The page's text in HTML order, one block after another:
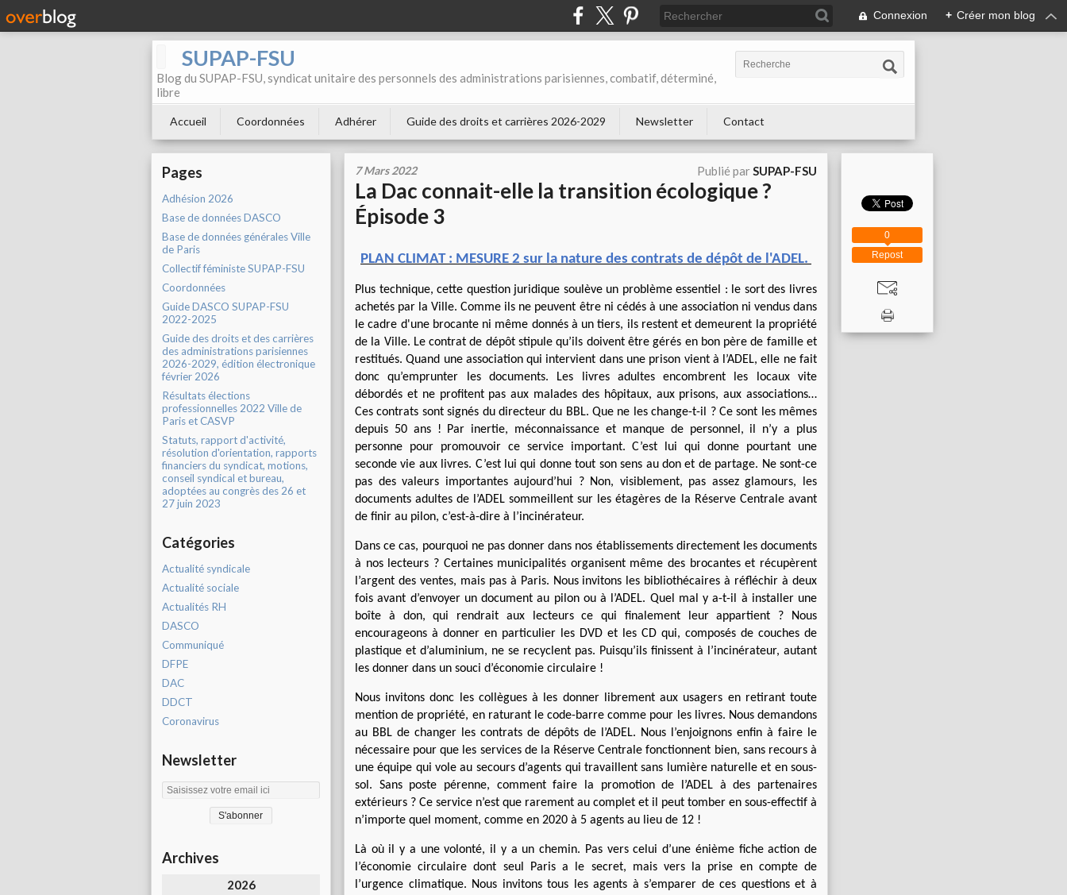
Connexion + Créer mon blog
SUPAP-FSU
Blog du SUPAP-FSU, syndicat unitaire des personnels des administrations parisiennes, combatif, déterminé,
libre
Accueil Coordonnées Adhérer Guide des droits et carrières 2026-2029 Newsletter Contact
Pages
Adhésion 2026
Base de données DASCO
Base de données générales Ville
de Paris
Collectif féministe SUPAP-FSU
Coordonnées
Guide DASCO SUPAP-FSU
2022-2025
Guide des droits et des carrières
des administrations parisiennes
2026-2029, édition électronique
février 2026
Résultats élections
professionnelles 2022 Ville de
Paris et CASVP
Statuts, rapport d'activité,
résolution d'orientation, rapports
financiers du syndicat, motions,
conseil syndical et bureau,
adoptées au congrès des 26 et
27 juin 2023
Catégories
Actualité syndicale
Actualité sociale
Actualités RH
DASCO
Communiqué
DFPE
DAC
DDCT
Coronavirus
Newsletter
Archives
2026
7 Mars 2022 Publié parSUPAP-FSU
La Dac connait-elle la transition écologique ?
Épisode 3
PLAN CLIMAT : MESURE 2 sur la nature des contrats de dépôt de l'ADEL.
Plus technique, cette question juridique soulève un problème essentiel : le sort des livres
achetés par la Ville. Comme ils ne peuvent être ni cédés à une association ni vendus dans
le cadre d'une brocante ni même donnés à un tiers, ils restent et demeurent la propriété
de la Ville. Le contrat de dépôt stipule qu’ils doivent être gérés en bon père de famille et
restitués. Quand une association qui intervient dans une prison vient à l’ADEL, elle ne fait
donc qu’emprunter les documents. Les livres adultes encombrent les locaux vite
débordés et ne profitent pas aux malades des hôpitaux, aux prisons, aux associations…
Ces contrats sont signés du directeur du BBL. Que ne les change-t-il ? Ce sont les mêmes
depuis 50 ans ! Par inertie, méconnaissance et manque de personnel, il n’y a plus
personne pour promouvoir ce service important. C’est lui qui donne pourtant une
seconde vie aux livres. C’est lui qui donne tout son sens au don et de partage. Ne sont-ce
pas des valeurs importantes aujourd’hui ? Non, visiblement, pas assez glamours, les
documents adultes de l’ADEL sommeillent sur les étagères de la Réserve Centrale avant
de finir au pilon, c’est-à-dire à l’incinérateur.
Dans ce cas, pourquoi ne pas donner dans nos établissements directement les documents
à nos lecteurs ? Certaines municipalités organisent même des brocantes et récupèrent
l’argent des ventes, mais pas à Paris. Nous invitons les bibliothécaires à réfléchir à deux
fois avant d’envoyer un document au pilon ou à l’ADEL. Quel mal y a-t-il à installer une
boîte à don, qui rendrait aux lecteurs ce qui finalement leur appartient ? Nous
encourageons à donner en particulier les DVD et les CD qui, composés de couches de
plastique et d’aluminium, ne se recyclent pas. Puisqu’ils finissent à l’incinérateur, autant
les donner dans un souci d’économie circulaire !
Nous invitons donc les collègues à les donner librement aux usagers en retirant toute
mention de propriété, en raturant le code-barre comme pour les livres. Nous demandons
au BBL de changer les contrats de dépôts de l’ADEL. Nous l’enjoignons enfin à faire le
nécessaire pour que les services de la Réserve Centrale fonctionnent bien, sans recours à
une équipe qui vole au secours d’agents qui travaillent sans lumière naturelle et en sous-
sol. Sans poste pérenne, comment faire la promotion de l’ADEL à des partenaires
extérieurs ? Ce service n’est que rarement au complet et il peut tomber en sous-effectif à
n’importe quel moment, comme en 2020 à 5 agents au lieu de 12 !
Là où il y a une volonté, il y a un chemin. Pas vers celui d’une énième fiche action de
l’économie circulaire dont seul Paris a le secret, mais vers la prise en compte de
l’urgence climatique. Nous invitons tous les agents à s’emparer de ces questions et à
Repost
0